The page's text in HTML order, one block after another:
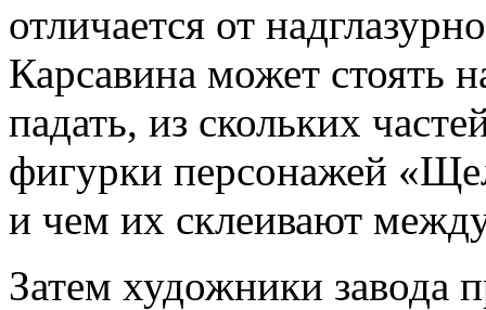
отличается от
Карсавина может стоять
падать, из скольких
фигурки персонажей
и чем их склеивают
Затем художники завода